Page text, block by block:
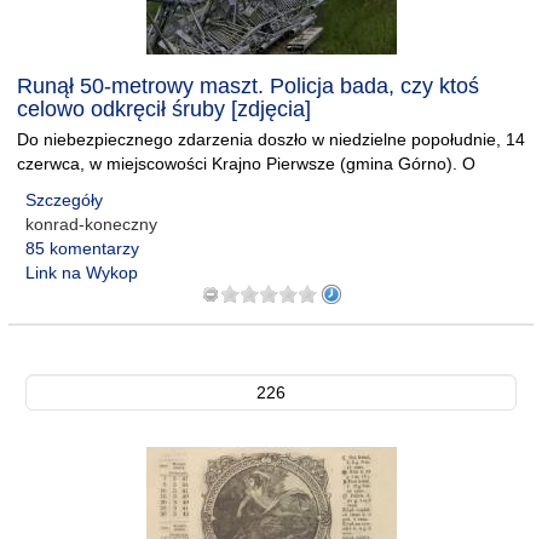
Runął 50-metrowy maszt. Policja bada, czy ktoś
celowo odkręcił śruby [zdjęcia]
Do niebezpiecznego zdarzenia doszło w niedzielne popołudnie, 14
czerwca, w miejscowości Krajno Pierwsze (gmina Górno). O
Szczegóły
konrad-koneczny
85 komentarzy
Link na Wykop
226